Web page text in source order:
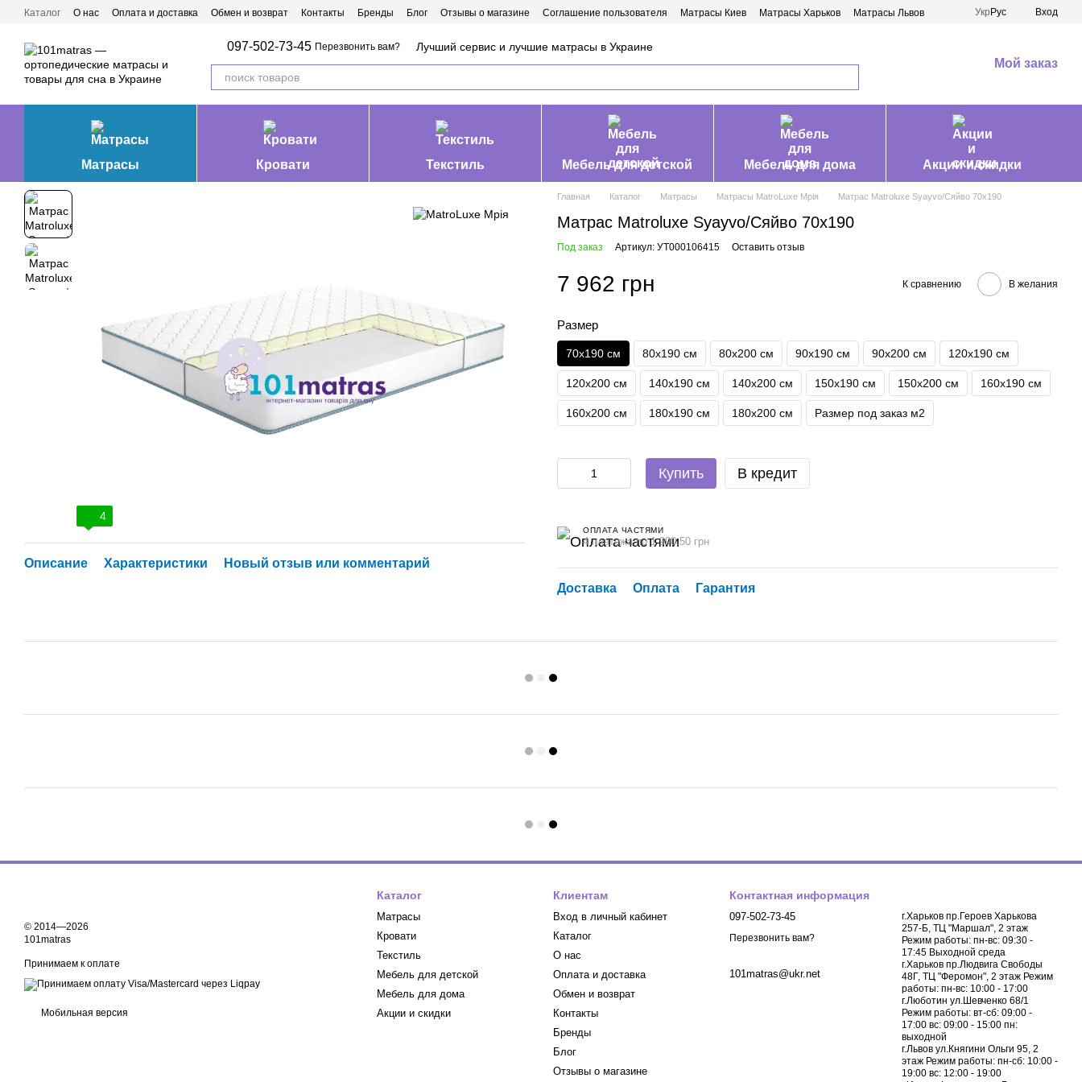
Перейти к основному контенту
Каталог О нас Оплата и доставка Обмен и возврат Контакты Бренды Блог Отзывы о магазине Соглашение пользователя Матрасы Киев Матрасы Харьков
Матрасы Львов
Укр Рус Вход
097-502-73-45 Перезвонить вам? Лучший сервис и лучшие матрасы в Украине
Мой заказ
Матрасы Кровати Текстиль Мебель для детской Мебель для дома Акции и скидки
4
Описание Характеристики Новый отзыв или комментарий
Главная Каталог Матрасы Матрасы MatroLuxe Мрія Матрас Matroluxe Syayvo/Сяйво 70х190
Матрас Matroluxe Syayvo/Сяйво 70х190
Под заказ Артикул: УТ000106415 Оставить отзыв
7 962 грн К сравнению В желания
Размер
70х190 см 80х190 см 80х200 см 90х190 см 90х200 см 120х190 см
120х200 см 140х190 см 140х200 см 150х190 см 150х200 см 160х190 см
160х200 см 180х190 см 180х200 см Размер под заказ м2
Купить В кредит
ОПЛАТА ЧАСТЯМИ
4 платежа по 1 990.50 грн
Доставка Оплата Гарантия
© 2014—2026
101matras
Принимаем к оплате
Мобильная версия
Каталог
Матрасы
Кровати
Текстиль
Мебель для детской
Мебель для дома
Акции и скидки
Клиентам
Вход в личный кабинет
Каталог
О нас
Оплата и доставка
Обмен и возврат
Контакты
Бренды
Блог
Отзывы о магазине
Контактная информация
097-502-73-45
Перезвонить вам?
101matras@ukr.net
г.Харьков пр.Героев Харькова
257-Б, ТЦ "Маршал", 2 этаж
Режим работы: пн-вс: 09:30 -
17:45 Выходной среда
г.Харьков пр.Людвига Свободы
48Г, ТЦ "Феромон", 2 этаж Режим
работы: пн-вс: 10:00 - 17:00
г.Люботин ул.Шевченко 68/1
Режим работы: вт-сб: 09:00 -
17:00 вс: 09:00 - 15:00 пн:
выходной
г.Львов ул.Княгини Ольги 95, 2
этаж Режим работы: пн-сб: 10:00 -
19:00 вс: 12:00 - 19:00